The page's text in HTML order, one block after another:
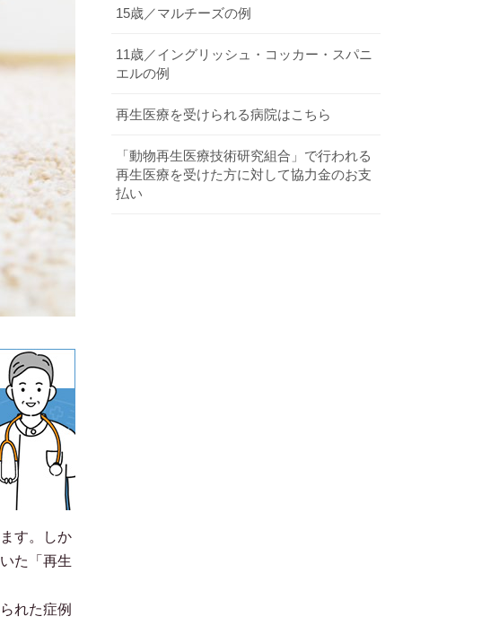
す。しか
た「再生
れた症例
15歳／マルチーズの例
11歳／イングリッシュ・コッカー・スパニ
エルの例
再生医療を受けられる病院はこちら
「動物再生医療技術研究組合」で行われる
再生医療を受けた方に対して協力金のお支
払い